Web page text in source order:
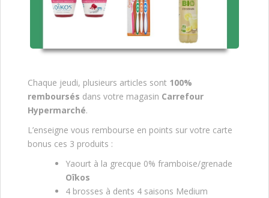
Chaque jeudi, plusieurs articles sont 100%
remboursés dans votre magasin Carrefour
Hypermarché.
L’enseigne vous rembourse en points sur votre carte
bonus ces 3 produits :
Yaourt à la grecque 0% framboise/grenade
Oîkos
4 brosses à dents 4 saisons Medium